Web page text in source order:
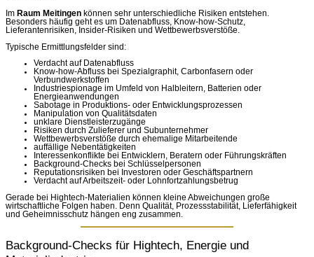
Im Raum Meitingen können sehr unterschiedliche Risiken entstehen.
Besonders häufig geht es um Datenabfluss, Know-how-Schutz,
Lieferantenrisiken, Insider-Risiken und Wettbewerbsverstöße.
Typische Ermittlungsfelder sind:
Verdacht auf Datenabfluss
Know-how-Abfluss bei Spezialgraphit, Carbonfasern oder
Verbundwerkstoffen
Industriespionage im Umfeld von Halbleitern, Batterien oder
Energieanwendungen
Sabotage in Produktions- oder Entwicklungsprozessen
Manipulation von Qualitätsdaten
unklare Dienstleisterzugänge
Risiken durch Zulieferer und Subunternehmer
Wettbewerbsverstöße durch ehemalige Mitarbeitende
auffällige Nebentätigkeiten
Interessenkonflikte bei Entwicklern, Beratern oder Führungskräften
Background-Checks bei Schlüsselpersonen
Reputationsrisiken bei Investoren oder Geschäftspartnern
Verdacht auf Arbeitszeit- oder Lohnfortzahlungsbetrug
Gerade bei Hightech-Materialien können kleine Abweichungen große
wirtschaftliche Folgen haben. Denn Qualität, Prozessstabilität, Lieferfähigkeit
und Geheimnisschutz hängen eng zusammen.
Background-Checks für Hightech, Energie und